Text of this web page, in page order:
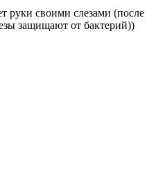
руки своими слезами (после
защищают от бактерий))